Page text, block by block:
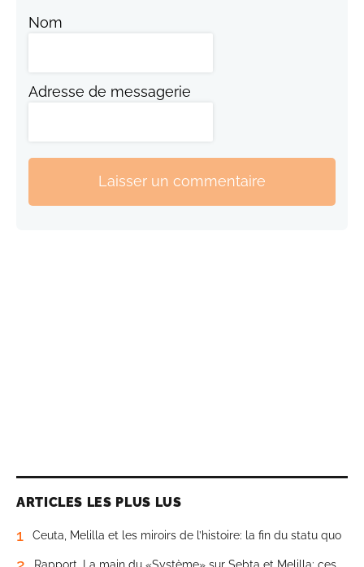
Nom
Adresse de messagerie
Laisser un commentaire
ARTICLES LES PLUS LUS
1 Ceuta, Melilla et les miroirs de l’histoire: la fin du statu quo